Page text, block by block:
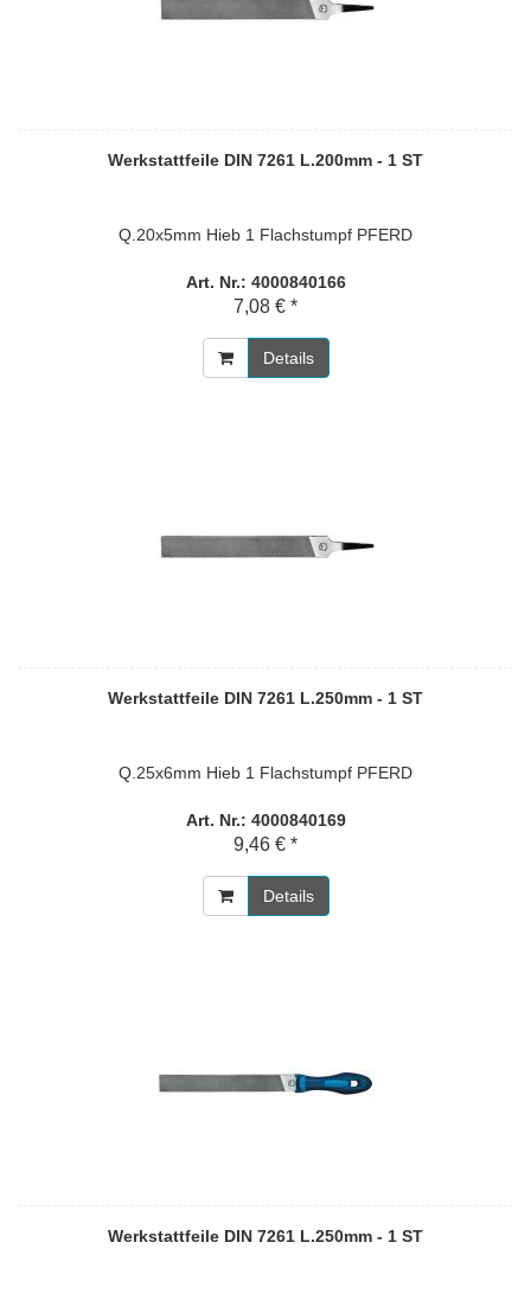
Werkstattfeile DIN 7261 L.200mm - 1 ST
Q.20x5mm Hieb 1 Flachstumpf PFERD
Art. Nr.: 4000840166
7,08 € *
Details
Werkstattfeile DIN 7261 L.250mm - 1 ST
Q.25x6mm Hieb 1 Flachstumpf PFERD
Art. Nr.: 4000840169
9,46 € *
Details
Werkstattfeile DIN 7261 L.250mm - 1 ST